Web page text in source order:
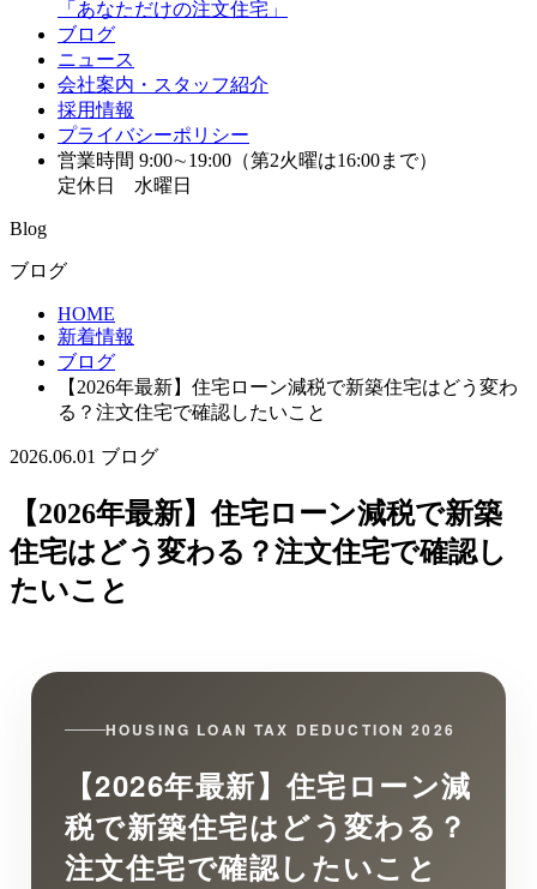
「あなただけの注文住宅」
ブログ
ニュース
会社案内・スタッフ紹介
採用情報
プライバシーポリシー
営業時間 9:00∼19:00（第2火曜は16:00まで）
定休日 水曜日
Blog
ブログ
HOME
新着情報
ブログ
【2026年最新】住宅ローン減税で新築住宅はどう変わ
る？注文住宅で確認したいこと
2026.06.01 ブログ
【2026年最新】住宅ローン減税で新築
住宅はどう変わる？注文住宅で確認し
たいこと
HOUSING LOAN TAX DEDUCTION 2026
【2026年最新】住宅ローン減
税で新築住宅はどう変わる？
注文住宅で確認したいこと